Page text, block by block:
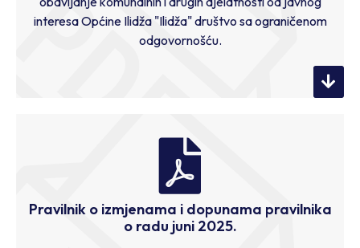
interesa Općine Ilidža "Ilidža" društvo sa ograničenom
odgovornošću.
Pravilnik o izmjenama i dopunama pravilnika
o radu juni 2025.